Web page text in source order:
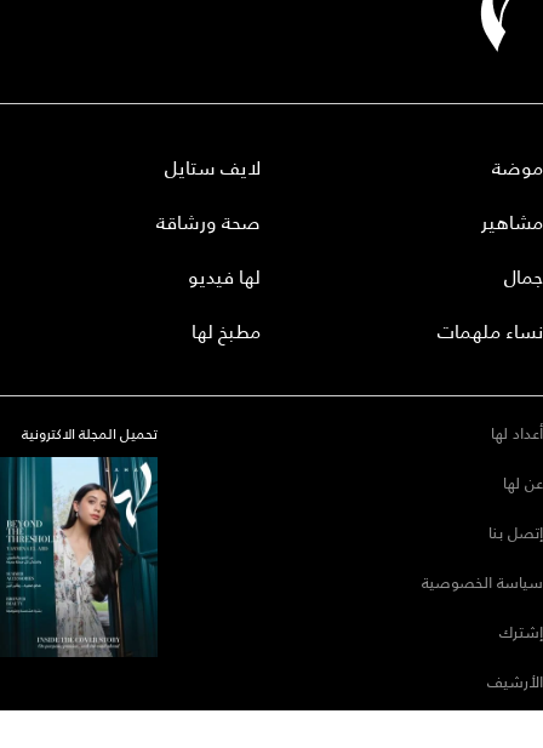
موضة
مشاهير
جمال
نساء ملهمات
لايف ستايل
صحة ورشاقة
لها فيديو
مطبخ لها
أعداد لها
عن لها
إتصل بنا
سياسة الخصوصية
إشترك
الأرشيف
تحميل المجلة الاكترونية